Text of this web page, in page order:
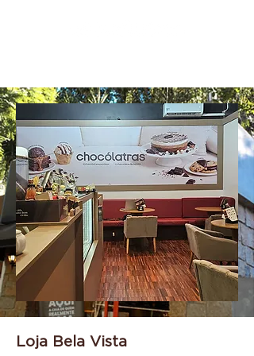
Loja Bela Vista